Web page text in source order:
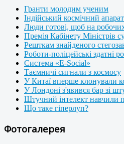
Гранти молодим ученим
Індійський космічний
Люди готові, щоб на
Премія Кабінету Міністрів
Решткам знайденого
Роботи-поліцейські здатні
Система «E-Social»
Таємничі сигнали з космосу
У Китаї вперше клонували
У Лондоні з'явився бар зі
Штучний інтелект навчили
Що таке гіперлуп?
Фотогалерея